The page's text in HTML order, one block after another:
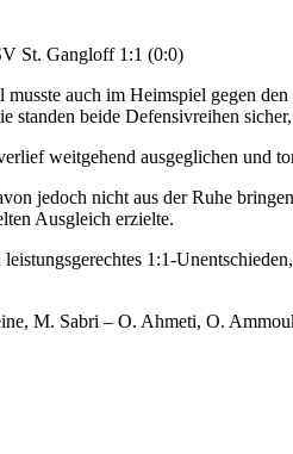
St. Gangloff 1:1 (0:0)
auch im Heimspiel gegen
standen beide Defensivreihen
weitgehend ausgeglichen und
jedoch nicht aus der Ruhe
Ausgleich erzielte.
1:1-
M. Sabri – O. Ahmeti, O.